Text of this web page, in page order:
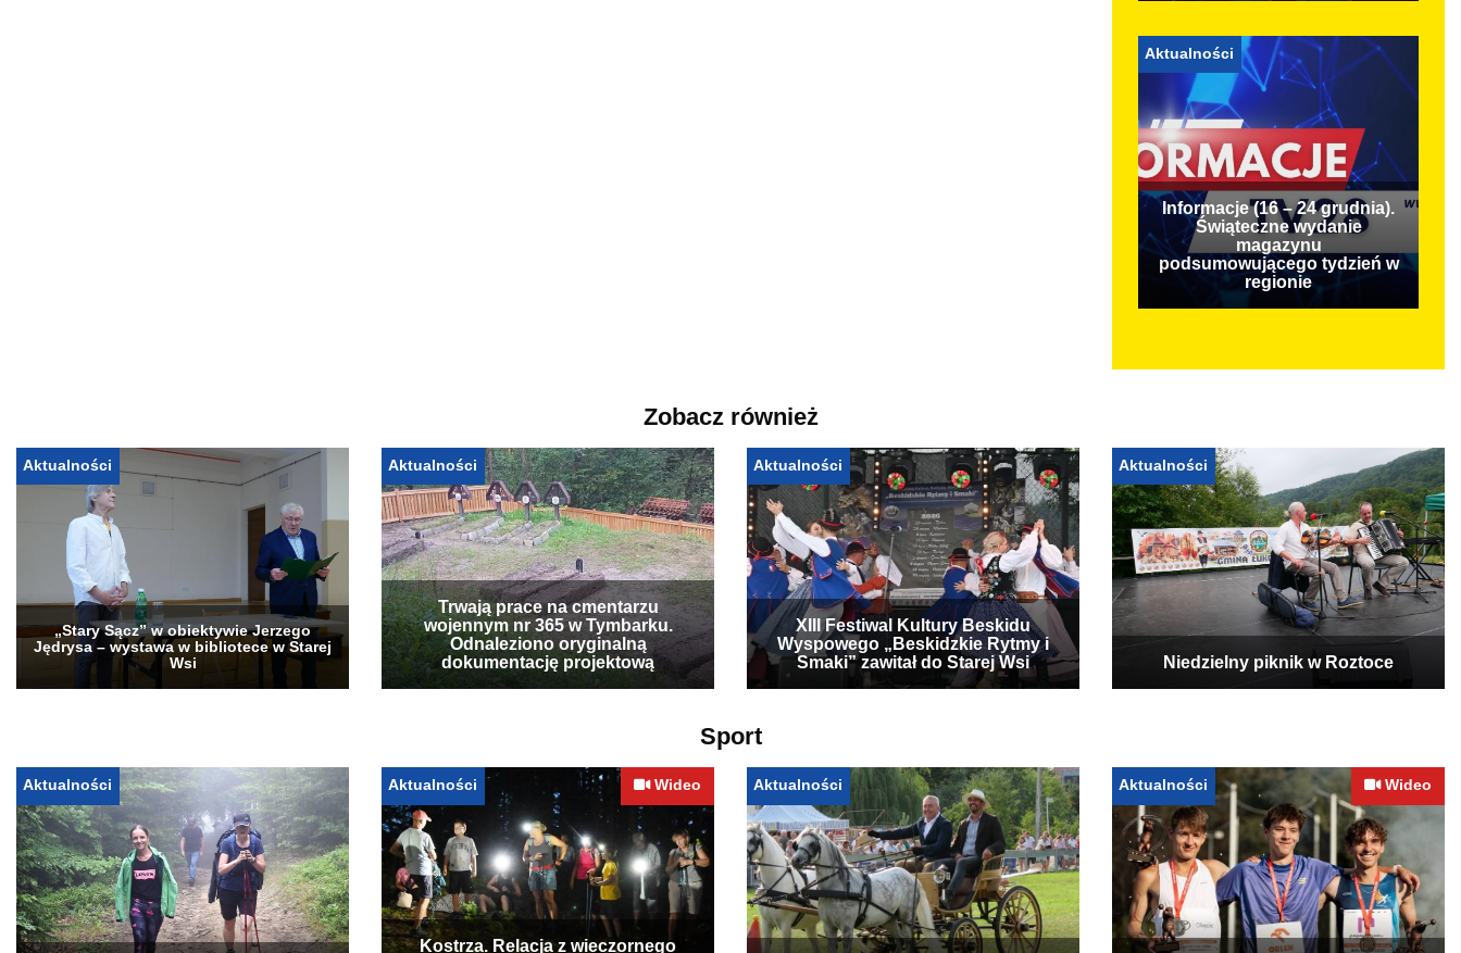
Aktualności
Informacje (16 – 24 grudnia).
Świąteczne wydanie
magazynu
podsumowującego tydzień w
regionie
Zobacz również
Aktualności
„Stary Sącz” w obiektywie Jerzego
Jędrysa – wystawa w bibliotece w Starej
Wsi
Aktualności
Trwają prace na cmentarzu
wojennym nr 365 w Tymbarku.
Odnaleziono oryginalną
dokumentację projektową
Aktualności
XIII Festiwal Kultury Beskidu
Wyspowego „Beskidzkie Rytmy i
Smaki” zawitał do Starej Wsi
Aktualności
Niedzielny piknik w Roztoce
Sport
Aktualności Aktualności Wideo
Kostrza. Relacja z wieczornego
Aktualności Aktualności Wideo